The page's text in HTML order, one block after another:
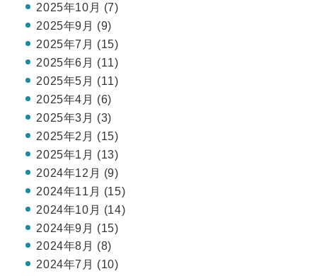
2025年10月 (7)
2025年9月 (9)
2025年7月 (15)
2025年6月 (11)
2025年5月 (11)
2025年4月 (6)
2025年3月 (3)
2025年2月 (15)
2025年1月 (13)
2024年12月 (9)
2024年11月 (15)
2024年10月 (14)
2024年9月 (15)
2024年8月 (8)
2024年7月 (10)